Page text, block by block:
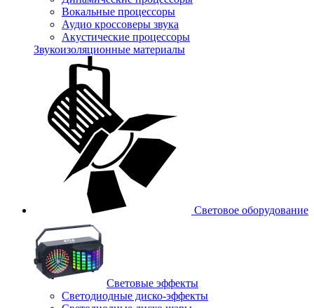
Вокальные процессоры
Аудио кроссоверы звука
Акустические процессоры
Звукоизоляционные материалы
Световое оборудование
Световые эффекты
Светодиодные диско-эффекты